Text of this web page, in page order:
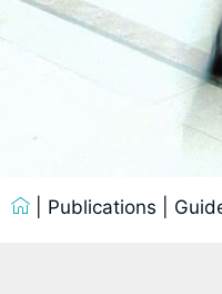
Publications